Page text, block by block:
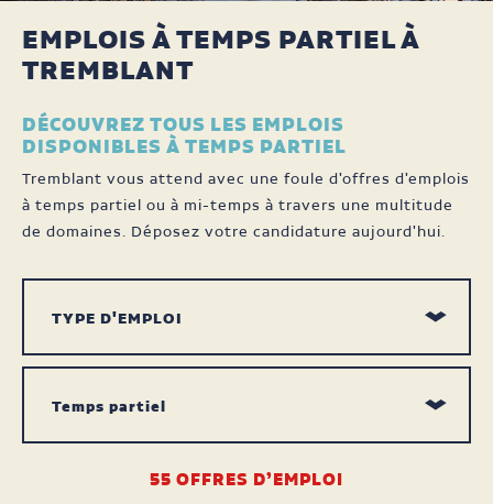
EMPLOIS À TEMPS PARTIEL À
TREMBLANT
DÉCOUVREZ TOUS LES EMPLOIS
DISPONIBLES À TEMPS PARTIEL
Tremblant vous attend avec une foule d'offres d'emplois
à temps partiel ou à mi-temps à travers une multitude
de domaines. Déposez votre candidature aujourd'hui.
55 OFFRES D’EMPLOI